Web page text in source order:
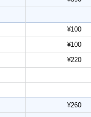
¥100
¥100
¥220
¥260